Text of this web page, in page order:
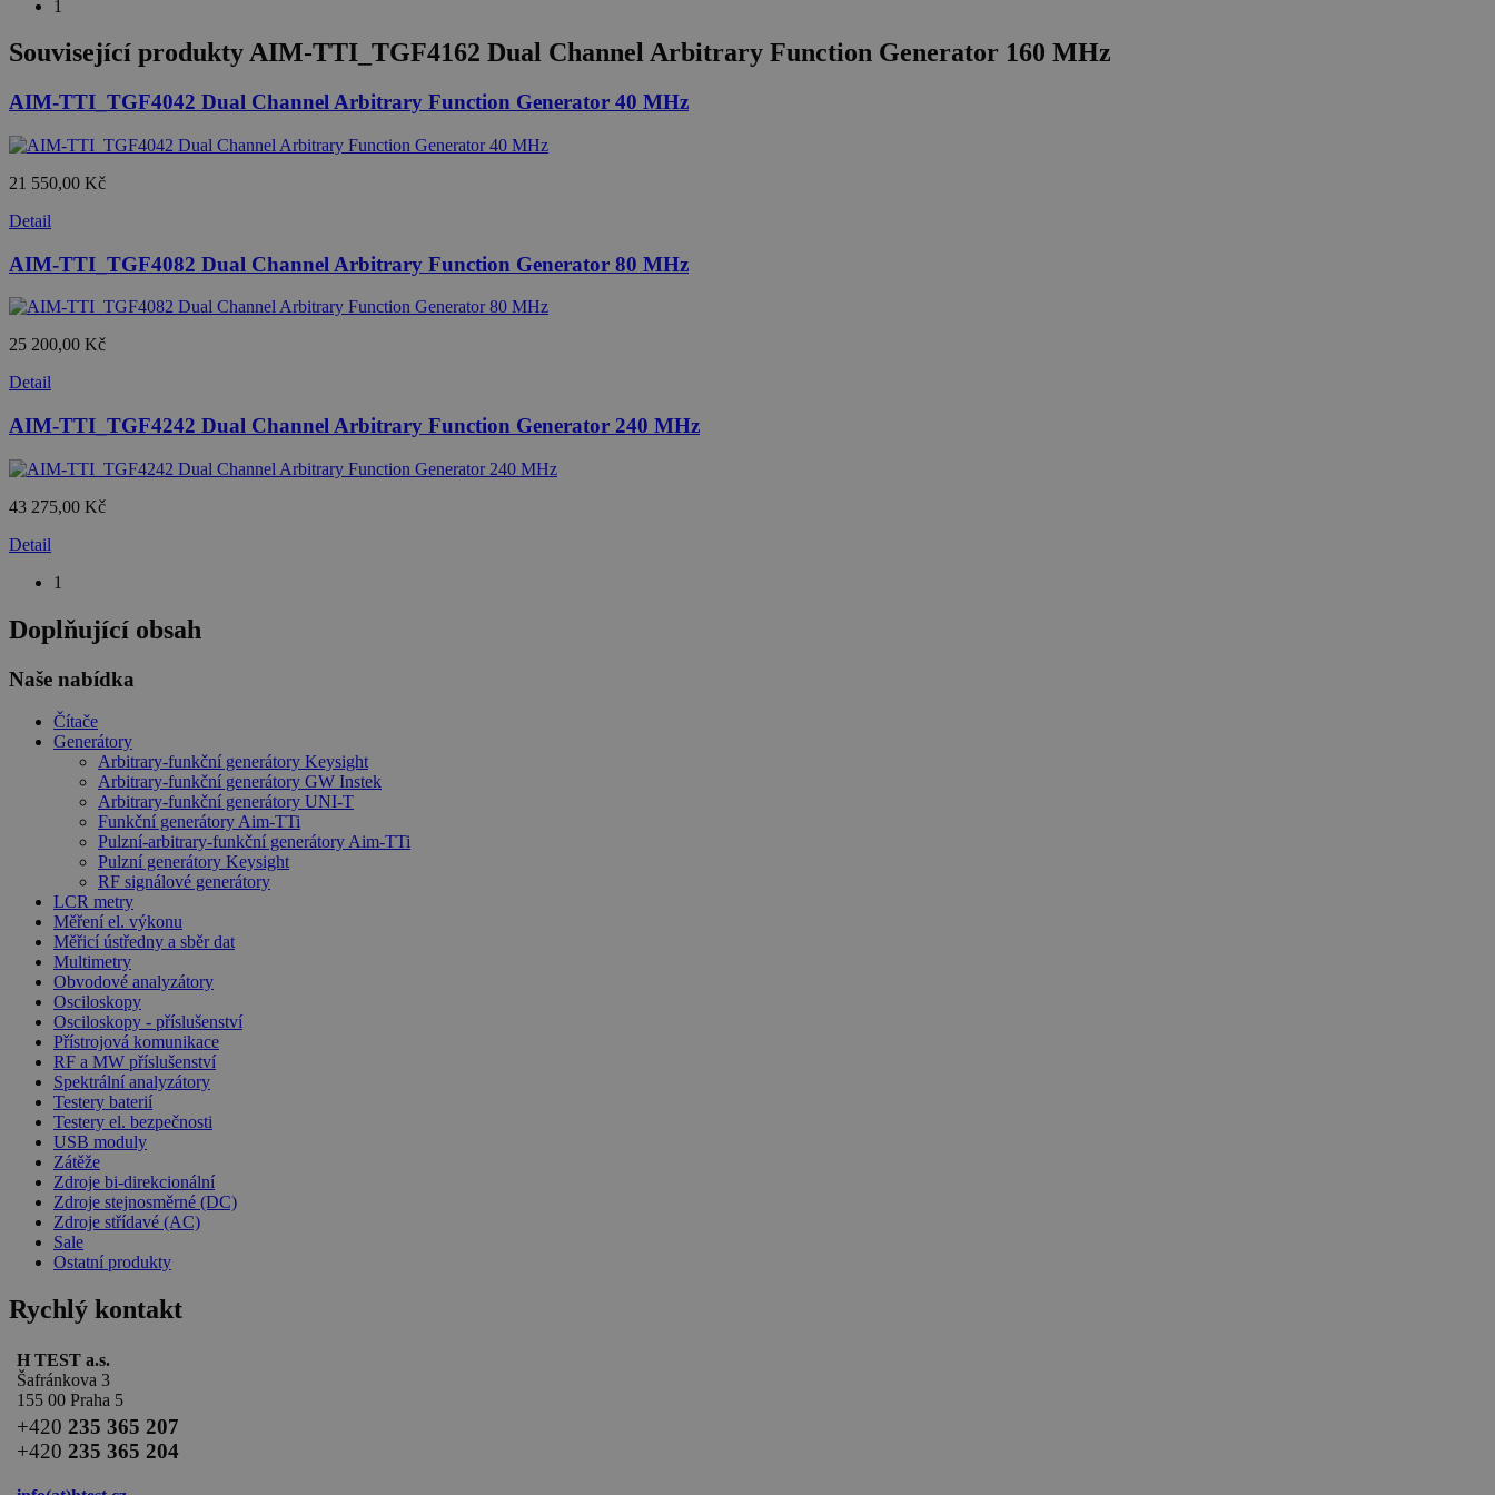
1
Související produktyAIM-TTI_TGF4162 Dual Channel Arbitrary Function Generator 160 MHz
AIM-TTI_TGF4042 Dual Channel Arbitrary Function Generator 40 MHz
21 550,00 Kč
Detail
AIM-TTI_TGF4082 Dual Channel Arbitrary Function Generator 80 MHz
25 200,00 Kč
Detail
AIM-TTI_TGF4242 Dual Channel Arbitrary Function Generator 240 MHz
43 275,00 Kč
Detail
1
Doplňující obsah
Naše nabídka
Čítače
Generátory
Arbitrary-funkční generátory Keysight
Arbitrary-funkční generátory GW Instek
Arbitrary-funkční generátory UNI-T
Funkční generátory Aim-TTi
Pulzní-arbitrary-funkční generátory Aim-TTi
Pulzní generátory Keysight
RF signálové generátory
LCR metry
Měření el. výkonu
Měřicí ústředny a sběr dat
Multimetry
Obvodové analyzátory
Osciloskopy
Osciloskopy - příslušenství
Přístrojová komunikace
RF a MW příslušenství
Spektrální analyzátory
Testery baterií
Testery el. bezpečnosti
USB moduly
Zátěže
Zdroje bi-direkcionální
Zdroje stejnosměrné (DC)
Zdroje střídavé (AC)
Sale
Ostatní produkty
Rychlý kontakt
H TEST a.s.
Šafránkova 3
155 00 Praha 5
+420 235 365 207
+420 235 365 204